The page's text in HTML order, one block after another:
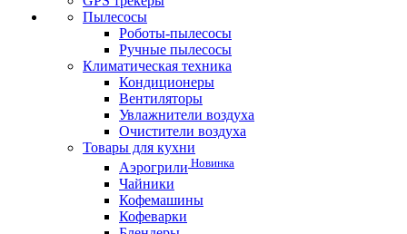
Пылесосы
Роботы-пылесосы
Ручные пылесосы
Климатическая техника
Кондиционеры
Вентиляторы
Увлажнители воздуха
Очистители воздуха
Товары для кухни
Аэрогрили Новинка
Чайники
Кофемашины
Кофеварки